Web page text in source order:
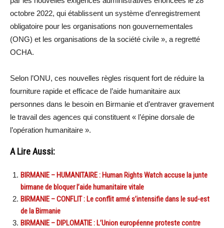
octobre 2022, qui établissent un système d’enregistrement
obligatoire pour les organisations non gouvernementales
(ONG) et les organisations de la société civile », a regretté
OCHA.
Selon l’ONU, ces nouvelles règles risquent fort de réduire la
fourniture rapide et efficace de l’aide humanitaire aux
personnes dans le besoin en Birmanie et d’entraver gravement
le travail des agences qui constituent « l’épine dorsale de
l’opération humanitaire ».
A Lire Aussi:
BIRMANIE – HUMANITAIRE : Human Rights Watch accuse la junte
birmane de bloquer l’aide humanitaire vitale
BIRMANIE – CONFLIT : Le conflit armé s’intensifie dans le sud-est
de la Birmanie
BIRMANIE – DIPLOMATIE : L’Union européenne proteste contre